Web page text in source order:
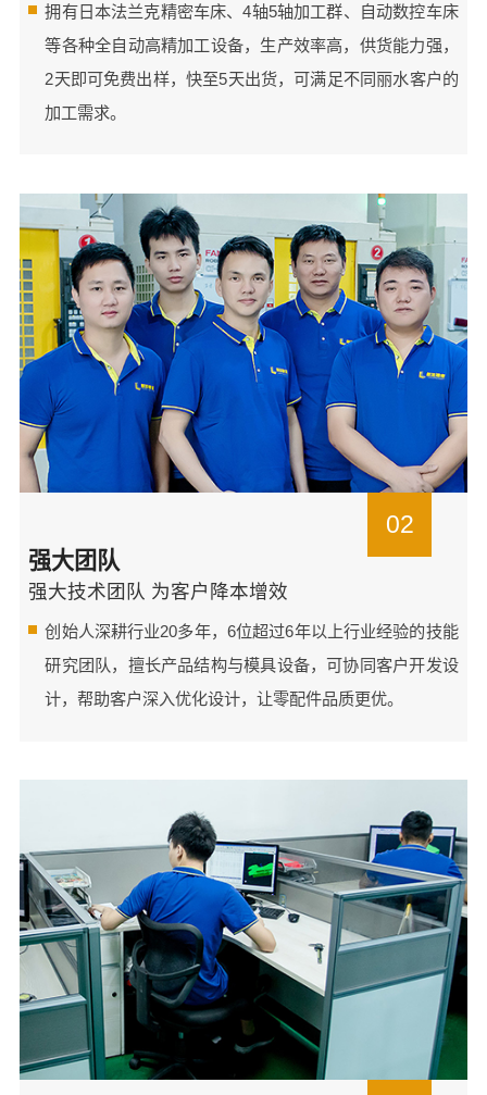
拥有日本法兰克精密车床、4轴5轴加工群、自动数控车床
等各种全自动高精加工设备，生产效率高，供货能力强，
2天即可免费出样，快至5天出货，可满足不同丽水客户的
加工需求。
02
强大团队
强大技术团队 为客户降本增效
创始人深耕行业20多年，6位超过6年以上行业经验的技能
研究团队，擅长产品结构与模具设备，可协同客户开发设
计，帮助客户深入优化设计，让零配件品质更优。